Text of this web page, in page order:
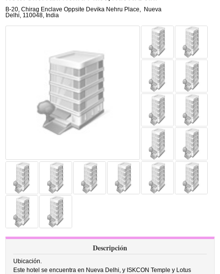
B-20, Chirag Enclave Oppsite Devika Nehru Place, Nueva
Delhi, 110048, India
Descripción
Ubicación.
Este hotel se encuentra en Nueva Delhi, y ISKCON Temple y Lotus